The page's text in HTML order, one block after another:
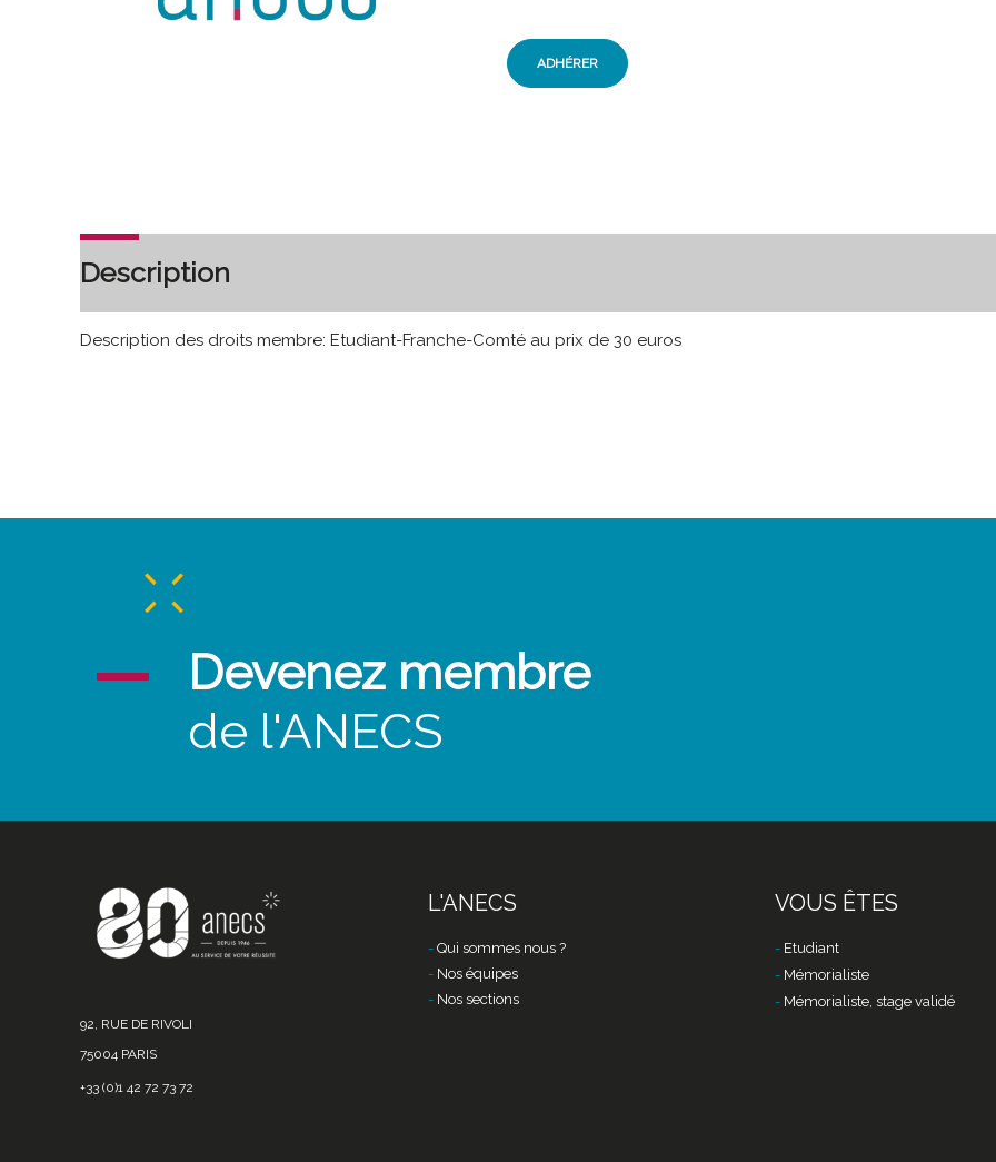
ADHÉRER
Description
Description des droits membre: Etudiant-Franche-Comté au prix de 30 euros
Devenez membre
de l'ANECS
92, RUE DE RIVOLI
75004 PARIS
+33 (0)1 42 72 73 72
L'ANECS
Qui sommes nous ?
Nos équipes
Nos sections
VOUS ÊTES
Etudiant
Mémorialiste
Mémorialiste, stage validé